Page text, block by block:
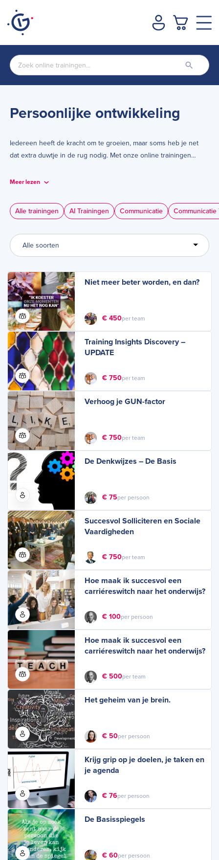
Persoonlijke ontwikkeling
Iedereen heeft de kracht om te groeien, maar soms heb je net
dat extra duwtje in de rug nodig. Met onze online trainingen
vitaliteit en groei. Je zoomt in op jezelf, herkent je valkuilen en
tools om je talenten te benutten en je prestaties naar een hoger
niveau te tillen.
Bij tafelgasten.com vind je een breed scala aan
diepgaande trainingen op het gebied van time management en
mentale veerkracht. Wat ons uniek maakt? Onze trainingen zijn
die bij jou past.
Meer lezen
Alle trainingen AI Trainingen Communicatie Communicatie
Niet meer beter worden, en dan?
€ 450per team
Training Insights Discovery –
UPDATE
€ 750per team
Verhoog je GUN-factor
€ 750per team
De Denkwijzes – De Basis
€ 75per persoon
Succesvol Solliciteren en Sociale
Vaardigheden
€ 750per team
Hoe maak ik succesvol een
carriéreswitch naar het onderwijs?
€ 100per persoon
Hoe maak ik succesvol een
carriéreswitch naar het onderwijs?
€ 500per team
Het geheim van je brein.
€ 50per persoon
Krijg grip op je doelen, je taken en
je agenda
€ 76per persoon
De Basisspiegels
€ 60per persoon